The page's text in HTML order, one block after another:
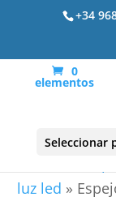
+34
0
elementos
Seleccionar
luz led »